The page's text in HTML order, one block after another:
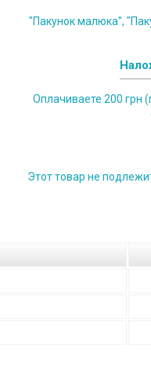
"Пакунок малюка",
Оплачиваете 200 грн
Этот товар не